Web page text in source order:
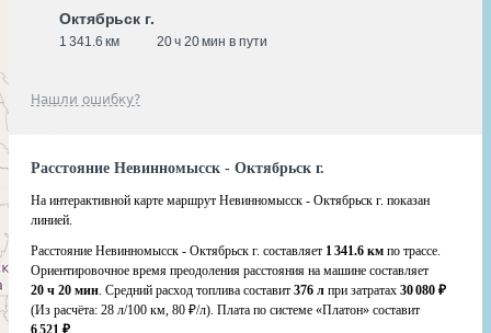
Октябрьск г.
1 341.6 км 20 ч 20 мин в пути
Нашли ошибку?
Расстояние Невинномысск - Октябрьск г.
На интерактивной карте маршрут Невинномысск - Октябрьск г. показан
линией.
Расстояние Невинномысск - Октябрьск г. составляет 1 341.6 км по трассе.
Ориентировочное время преодоления расстояния на машине составляет
20 ч 20 мин. Средний расход топлива составит 376 л при затратах 30 080 ₽
(Из расчёта: 28 л/100 км, 80 ₽/л). Плата по системе «Платон» составит
6 521 ₽